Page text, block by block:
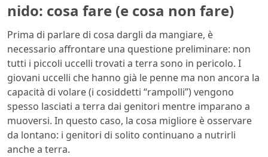
nido: cosa fare (e cosa non fare)
Prima di parlare di cosa dargli da mangiare, è
necessario affrontare una questione preliminare: non
tutti i piccoli uccelli trovati a terra sono in pericolo. I
giovani uccelli che hanno già le penne ma non ancora la
capacità di volare (i cosiddetti “rampolli”) vengono
spesso lasciati a terra dai genitori mentre imparano a
muoversi. In questo caso, la cosa migliore è osservare
da lontano: i genitori di solito continuano a nutrirli
anche a terra.